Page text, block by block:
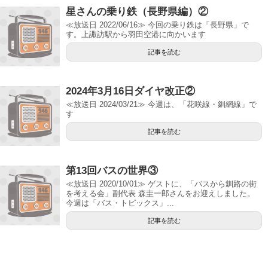
星さんの乗り鉄（長野県編）②
≪放送日 2022/06/16≫ 今回の乗り鉄は「長野県」で
す。上諏訪駅から羽田空港に向かいます
記事を読む
2024年3月16日ダイヤ改正②
≪放送日 2024/03/21≫ 今週は、「花咲線・釧網線」で
す
記事を読む
第13回バスの世界③
≪放送日 2020/10/01≫ ゲストに、「バスから釧路の街
を考える会」副代表 森圭一郎さんをお迎えしました。
今週は「バス・トピックス」...
記事を読む